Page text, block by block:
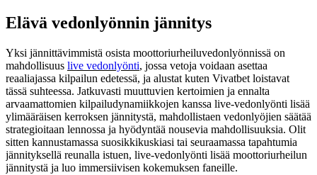
Elävä vedonlyönnin jännitys
Yksi jännittävimmistä osista moottoriurheiluvedonlyönnissä on
mahdollisuus live vedonlyönti, jossa vetoja voidaan asettaa
reaaliajassa kilpailun edetessä, ja alustat kuten Vivatbet loistavat
tässä suhteessa. Jatkuvasti muuttuvien kertoimien ja ennalta
arvaamattomien kilpailudynamiikkojen kanssa live-vedonlyönti lisää
ylimääräisen kerroksen jännitystä, mahdollistaen vedonlyöjien säätää
strategioitaan lennossa ja hyödyntää nousevia mahdollisuuksia. Olit
sitten kannustamassa suosikkikuskiasi tai seuraamassa tapahtumia
jännityksellä reunalla istuen, live-vedonlyönti lisää moottoriurheilun
jännitystä ja luo immersiivisen kokemuksen faneille.